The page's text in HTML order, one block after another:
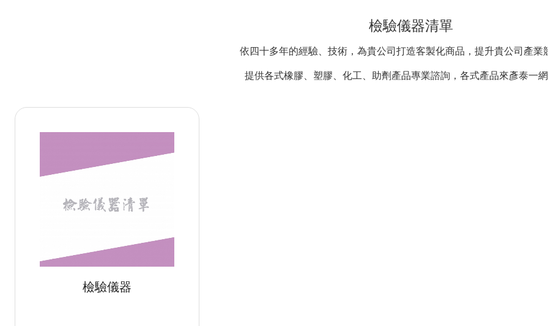
檢驗儀器清單
依四十多年的經驗、技術，為貴公司打造客製化商品，提升貴公司產業
提供各式橡膠、塑膠、化工、助劑產品專業諮詢，各式產品來彥泰一
檢驗儀器